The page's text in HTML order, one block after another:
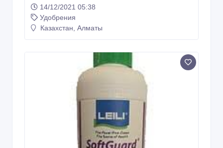
14/12/2021 05:38
Удобрения
Казахстан, Алматы